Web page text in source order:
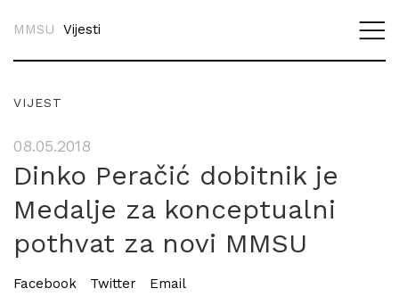
MMSU Vijesti
VIJEST
08.05.2018
Dinko Peračić dobitnik je
Medalje za konceptualni
pothvat za novi MMSU
Facebook Twitter Email